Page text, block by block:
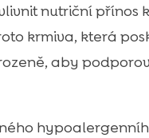
nutriční přínos
krmiva, která
aby